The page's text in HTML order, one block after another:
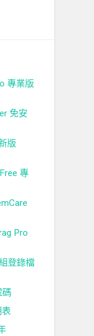
專業版
免安
版
專
Pro
登錄檔
碼